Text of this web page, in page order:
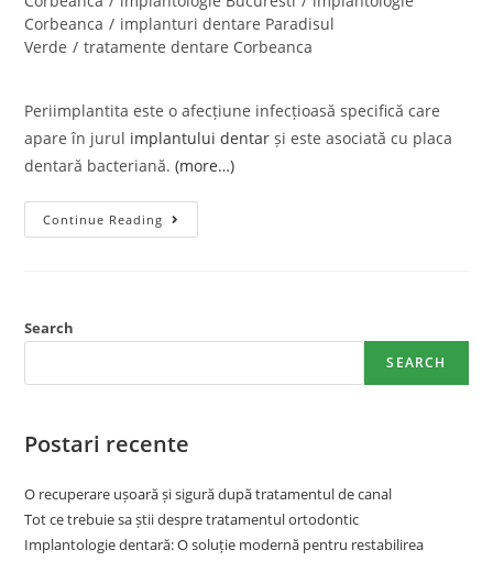
Corbeanca / implanturi dentare Paradisul
Verde / tratamente dentare Corbeanca
Periimplantita este o afecțiune infecțioasă specifică care
apare în jurul implantului dentar și este asociată cu placa
dentară bacteriană.(more…)
Continue Reading
Search
SEARCH
Postari recente
O recuperare ușoară și sigură după tratamentul de canal
Tot ce trebuie sa știi despre tratamentul ortodontic
Implantologie dentară: O soluție modernă pentru restabilirea